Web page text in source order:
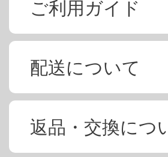
ご利用ガイド
配送について
返品・交換につ